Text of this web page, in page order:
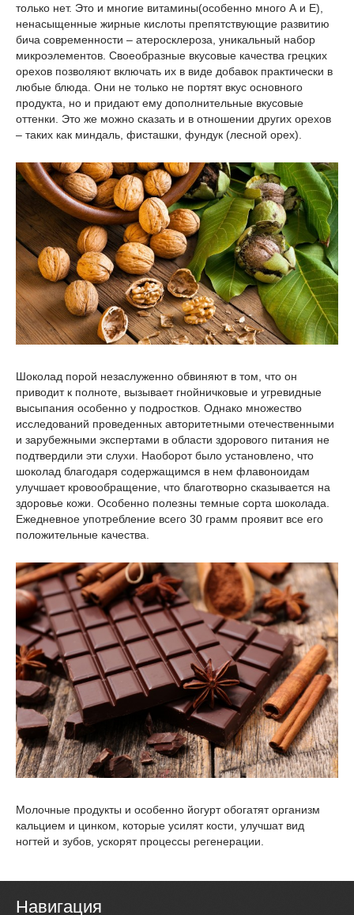
только нет. Это и многие витамины(особенно много А и Е),
ненасыщенные жирные кислоты препятствующие развитию
бича современности – атеросклероза, уникальный набор
микроэлементов. Своеобразные вкусовые качества грецких
орехов позволяют включать их в виде добавок практически в
любые блюда. Они не только не портят вкус основного
продукта, но и придают ему дополнительные вкусовые
оттенки. Это же можно сказать и в отношении других орехов
– таких как миндаль, фисташки, фундук (лесной орех).
Шоколад порой незаслуженно обвиняют в том, что он
приводит к полноте, вызывает гнойничковые и угревидные
высыпания особенно у подростков. Однако множество
исследований проведенных авторитетными отечественными
и зарубежными экспертами в области здорового питания не
подтвердили эти слухи. Наоборот было установлено, что
шоколад благодаря содержащимся в нем флавоноидам
улучшает кровообращение, что благотворно сказывается на
здоровье кожи. Особенно полезны темные сорта шоколада.
Ежедневное употребление всего 30 грамм проявит все его
положительные качества.
Молочные продукты и особенно йогурт обогатят организм
кальцием и цинком, которые усилят кости, улучшат вид
ногтей и зубов, ускорят процессы регенерации.
Навигация